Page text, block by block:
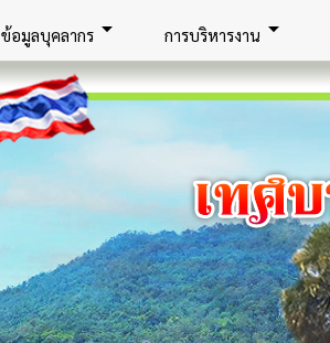
ข้อมูลบุคลากร arrow_drop_down การบริหารงาน arrow_drop_down